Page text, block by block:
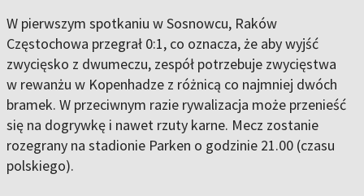
W pierwszym spotkaniu w Sosnowcu, Raków
Częstochowa przegrał 0:1, co oznacza, że aby wyjść
zwycięsko z dwumeczu, zespół potrzebuje zwycięstwa
w rewanżu w Kopenhadze z różnicą co najmniej dwóch
bramek. W przeciwnym razie rywalizacja może przenieść
się na dogrywkę i nawet rzuty karne. Mecz zostanie
rozegrany na stadionie Parken o godzinie 21.00 (czasu
polskiego).